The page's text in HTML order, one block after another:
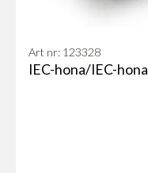
Art nr: 123328
IEC-hona/IEC-hona